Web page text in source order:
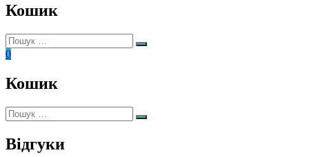
Кошик
Пошук:
Пошук
0
Кошик
Пошук:
Пошук
Відгуки